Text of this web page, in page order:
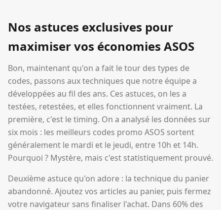
Nos astuces exclusives pour
maximiser vos économies ASOS
Bon, maintenant qu'on a fait le tour des types de
codes, passons aux techniques que notre équipe a
développées au fil des ans. Ces astuces, on les a
testées, retestées, et elles fonctionnent vraiment. La
première, c'est le timing. On a analysé les données sur
six mois : les meilleurs codes promo ASOS sortent
généralement le mardi et le jeudi, entre 10h et 14h.
Pourquoi ? Mystère, mais c'est statistiquement prouvé.
Deuxième astuce qu'on adore : la technique du panier
abandonné. Ajoutez vos articles au panier, puis fermez
votre navigateur sans finaliser l'achat. Dans 60% des